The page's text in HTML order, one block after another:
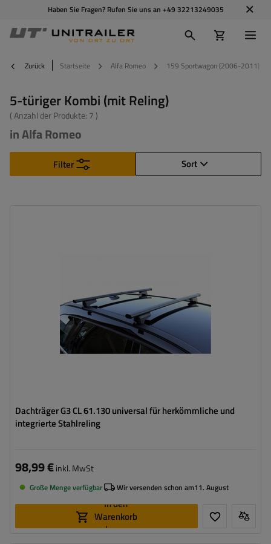
Haben Sie Fragen? Rufen Sie uns an +49 32213249035
Zurück Startseite Alfa Romeo 159 Sportwagon (2006-2011)
5-türiger Kombi (mit Reling)
( Anzahl der Produkte: 7 )
in Alfa Romeo
Sort
Filter
Dachträger G3 CL 61.130 universal für herkömmliche und
integrierte Stahlreling
98,99 €inkl. MwSt
Große Menge verfügbar Wir versenden schon am11. August
In den
Warenkorb
legen